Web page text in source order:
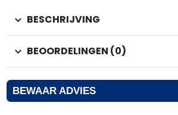
BESCHRIJVING
BEOORDELINGEN (0)
BEWAAR ADVIES